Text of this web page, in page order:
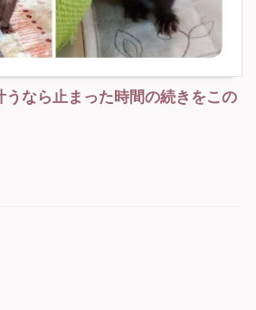
うなら止まった時間の続きをこの